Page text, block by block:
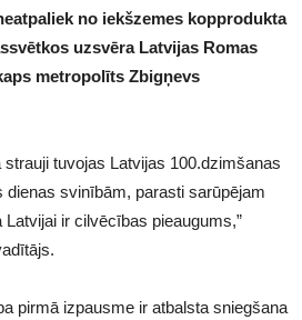
no iekšzemes kopprodukta
uzsvēra Latvijas Romas
metropolīts Zbigņevs
tuvojas Latvijas 100.dzimšanas
dienas svinībām, parasti sarūpējam
ir cilvēcības pieaugums,”
pirmā izpausme ir atbalsta sniegšana